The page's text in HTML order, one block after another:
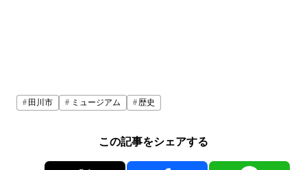
田川市 ミュージアム 歴史
この記事をシェアする